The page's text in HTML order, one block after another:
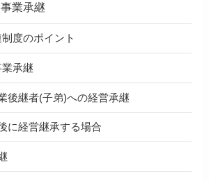
業承継
度のポイント
承継
後継者(子弟)への経営承継
に経営継承する場合